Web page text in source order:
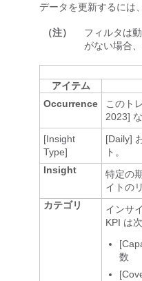
データを更新するには
（注）
フィルタは
がない場合
アイテム
Occurrence
このト
2023] な
[Insight
Type]
[Daily]
ト。
Insight
特定の
イトの
カテゴリ
インサ
KPI は
数